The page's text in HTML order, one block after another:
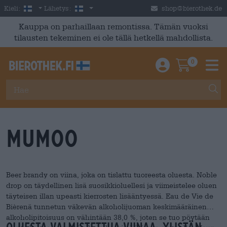
Skip to main content
Kieli: Finnish
Lähetys: Suomi shop@bierothek.de
Kauppa on parhaillaan remontissa. Tämän vuoksi
tilausten tekeminen ei ole tällä hetkellä mahdollista.
Einloggen /
0
mumoo
Beer brandy on viina, joka on tislattu tuoreesta oluesta. Noble
drop on täydellinen lisä suosikkioluellesi ja viimeistelee oluen
täyteisen illan upeasti kierrosten lisääntyessä. Eau de Vie de
Bièrenä tunnetun väkevän alkoholijuoman keskimääräinen
alkoholipitoisuus on vähintään 38,0 %, joten se tuo pöytään